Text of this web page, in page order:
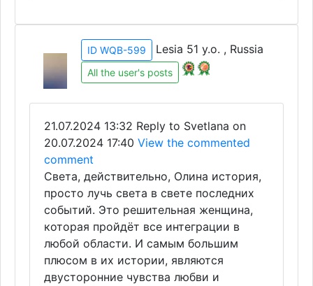
ID WQB-599 Lesia 51 y.o. , Russia
All the user's posts
21.07.2024 13:32 Reply to Svetlana on
20.07.2024 17:40 View the commented
comment
Света, действительно, Олина история,
просто лучь света в свете последних
событий. Это решительная женщина,
которая пройдёт все интеграции в
любой области. И самым большим
плюсом в их истории, являются
двусторонние чувства любви и